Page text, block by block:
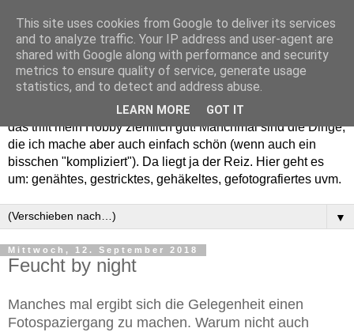
Willkommen in meinem "Wohnzimmer". Einfach und schön -
das trifft mein Hobby ziemlich gut! Manchmal sind die Dinge,
die ich mache aber auch einfach schön (wenn auch ein
bisschen "kompliziert"). Da liegt ja der Reiz. Hier geht es
um: genähtes, gestricktes, gehäkeltes, gefotografiertes uvm.
▼
Mittwoch, 12. September 2018
Feucht by night
Manches mal ergibt sich die Gelegenheit einen
Fotospaziergang zu machen. Warum nicht auch
This site uses cookies from Google to deliver its services
and to analyze traffic. Your IP address and user-agent are
shared with Google along with performance and security
metrics to ensure quality of service, generate usage
statistics, and to detect and address abuse.
LEARN MORE GOT IT